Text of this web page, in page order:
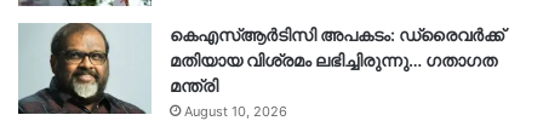
കെഎസ്ആർടിസി അപകടം: ഡ്രൈവർക്ക്
മതിയായ വിശ്രമം ലഭിച്ചിരുന്നു… ഗതാഗത
മന്ത്രി
August 10, 2026